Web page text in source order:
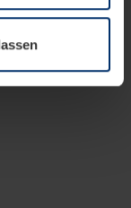
Sie jederzeit
oder